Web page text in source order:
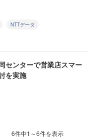
NTTデータ
センターで営業店スマー
を実施
6件中1～6件を表示